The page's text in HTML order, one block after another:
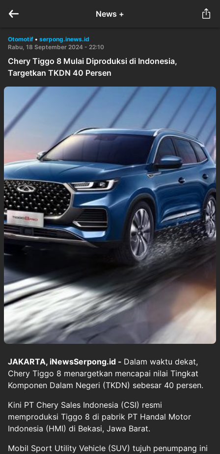
News +
Otomotif • serpong.inews.id
Rabu, 18 September 2024 - 22:10
Chery Tiggo 8 Mulai Diproduksi di Indonesia,
Targetkan TKDN 40 Persen
JAKARTA, iNewsSerpong.id - Dalam waktu dekat,
Chery Tiggo 8 menargetkan mencapai nilai Tingkat
Komponen Dalam Negeri (TKDN) sebesar 40 persen.
Kini PT Chery Sales Indonesia (CSI) resmi
memproduksi Tiggo 8 di pabrik PT Handal Motor
Indonesia (HMI) di Bekasi, Jawa Barat.
Mobil Sport Utility Vehicle (SUV) tujuh penumpang ini